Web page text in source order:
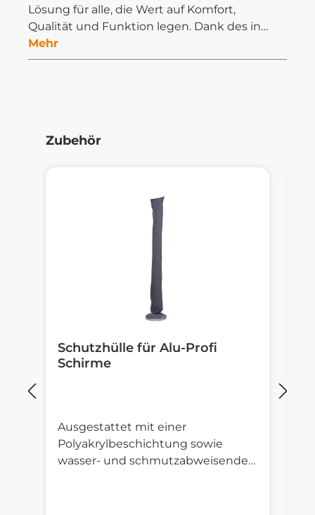
Lösung für alle, die Wert auf Komfort,
Qualität und Funktion legen. Dank des in…
Mehr
Produktgalerie überspringen
Zubehör
Schutzhülle für Alu-Profi
Schirme
Ausgestattet mit einer
Polyakrylbeschichtung sowie
wasser- und schmutzabweisender